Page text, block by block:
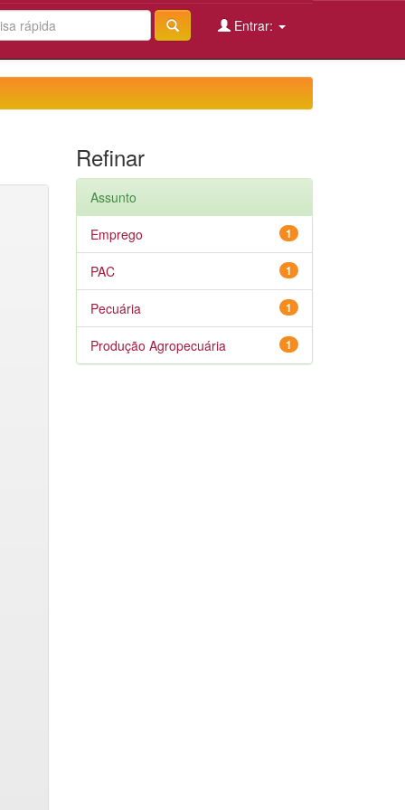
Entrar:
Refinar
Assunto
1
Emprego
1
PAC
1
Pecuária
1
Produção Agropecuária